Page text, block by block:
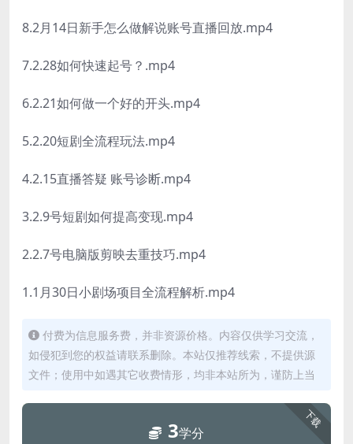
8.2月14日新手怎么做解说账号直播回放.mp4
7.2.28如何快速起号？.mp4
6.2.21如何做一个好的开头.mp4
5.2.20短剧全流程玩法.mp4
4.2.15直播答疑 账号诊断.mp4
3.2.9号短剧如何提高变现.mp4
2.2.7号电脑版剪映去重技巧.mp4
1.1月30日小剧场项目全流程解析.mp4
付费为信息服务费，并非资源价格。内容仅供学习交流，
如侵犯到您的权益请联系删除。本站仅推荐线索，不提供源
文件；使用中如遇其它收费情形，均非本站所为，谨防上当
下载
3学分